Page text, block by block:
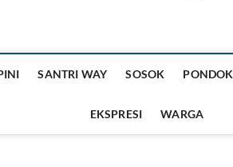
SANTRI WAY SOSOK PONDOK
EKSPRESI WARGA